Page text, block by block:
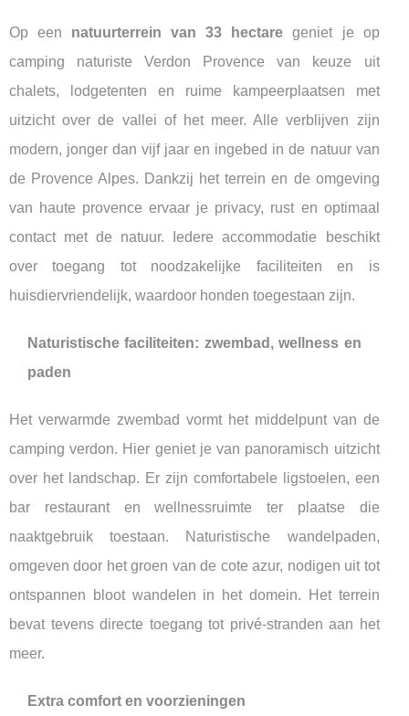
Op een natuurterrein van 33 hectare geniet je op
camping naturiste Verdon Provence van keuze uit
chalets, lodgetenten en ruime kampeerplaatsen met
uitzicht over de vallei of het meer. Alle verblijven zijn
modern, jonger dan vijf jaar en ingebed in de natuur van
de Provence Alpes. Dankzij het terrein en de omgeving
van haute provence ervaar je privacy, rust en optimaal
contact met de natuur. Iedere accommodatie beschikt
over toegang tot noodzakelijke faciliteiten en is
huisdiervriendelijk, waardoor honden toegestaan zijn.
Naturistische faciliteiten: zwembad, wellness en
paden
Het verwarmde zwembad vormt het middelpunt van de
camping verdon. Hier geniet je van panoramisch uitzicht
over het landschap. Er zijn comfortabele ligstoelen, een
bar restaurant en wellnessruimte ter plaatse die
naaktgebruik toestaan. Naturistische wandelpaden,
omgeven door het groen van de cote azur, nodigen uit tot
ontspannen bloot wandelen in het domein. Het terrein
bevat tevens directe toegang tot privé-stranden aan het
meer.
Extra comfort en voorzieningen